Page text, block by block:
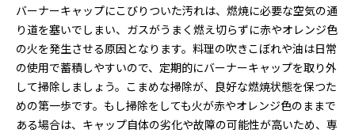
バーナーキャップにこびりついた汚れは、燃焼に必要な空気の通
り道を塞いでしまい、ガスがうまく燃え切らずに赤やオレンジ色
の火を発生させる原因となります。料理の吹きこぼれや油は日常
の使用で蓄積しやすいので、定期的にバーナーキャップを取り外
して掃除しましょう。こまめな掃除が、良好な燃焼状態を保つた
めの第一歩です。もし掃除をしても火が赤やオレンジ色のままで
ある場合は、キャップ自体の劣化や故障の可能性が高いため、専